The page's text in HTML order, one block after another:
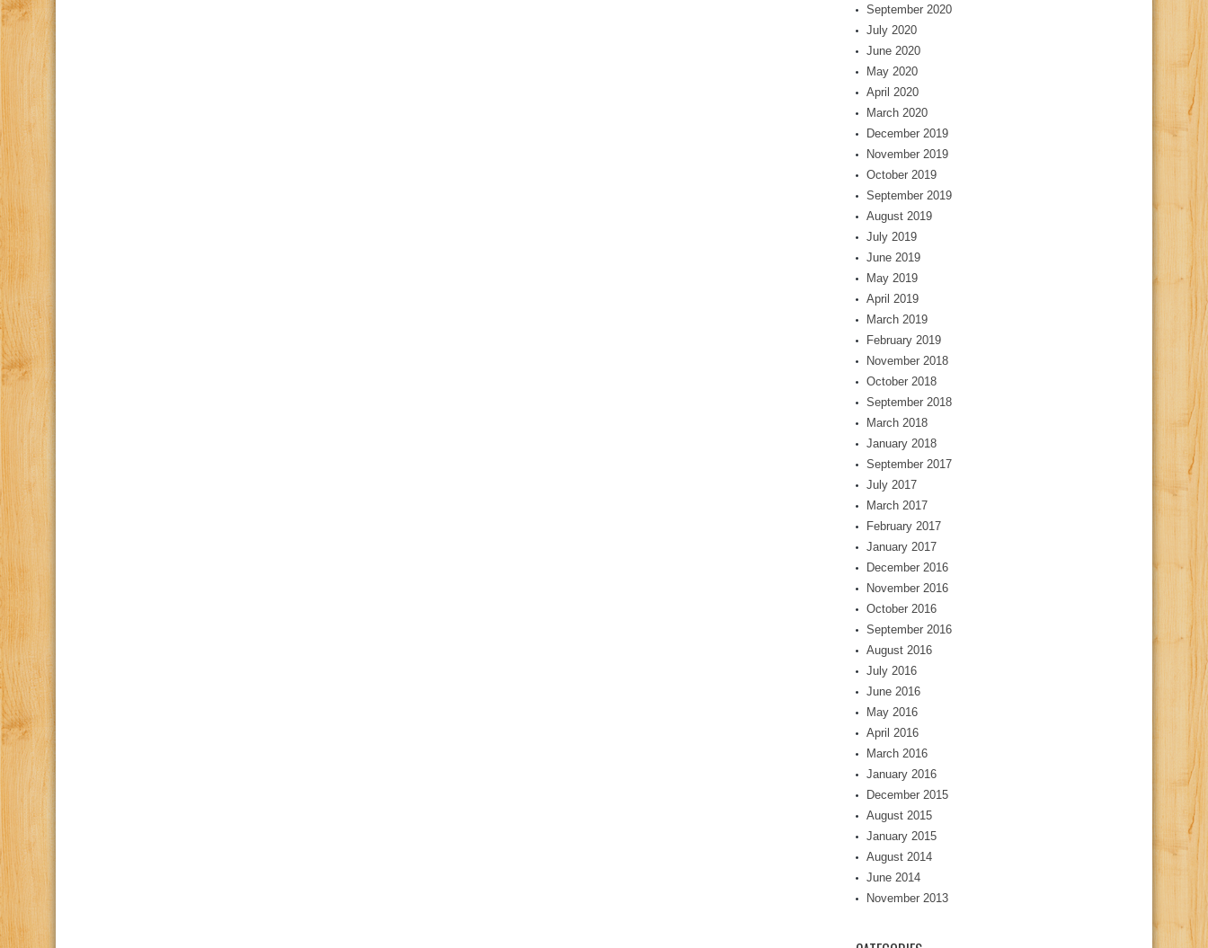
September 2020
July 2020
June 2020
May 2020
April 2020
March 2020
December 2019
November 2019
October 2019
September 2019
August 2019
July 2019
June 2019
May 2019
April 2019
March 2019
February 2019
November 2018
October 2018
September 2018
March 2018
January 2018
September 2017
July 2017
March 2017
February 2017
January 2017
December 2016
November 2016
October 2016
September 2016
August 2016
July 2016
June 2016
May 2016
April 2016
March 2016
January 2016
December 2015
August 2015
January 2015
August 2014
June 2014
November 2013